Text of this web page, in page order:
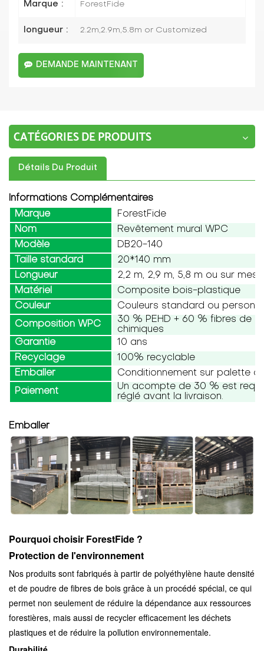
Marque : ForestFide
longueur : 2.2m,2.9m,5.8m or Customized
DEMANDE MAINTENANT
CATÉGORIES DE PRODUITS
Détails Du Produit
Informations Complémentaires
Marque
ForestFide
Nom
Revêtement mural WPC
Modèle
DB20-140
Taille standard
20*140 mm
Longueur
2,2 m, 2,9 m, 5,8 m ou sur
Matériel
Composite bois-plastique
Couleur
Couleurs standard ou
Composition WPC
30 % PEHD + 60 % fibres de
chimiques
Garantie
10 ans
Recyclage
100% recyclable
Emballer
Conditionnement sur palette
Paiement
Un acompte de 30 % est
réglé avant la livraison.
Emballer
Pourquoi choisir ForestFide ?
Protection de l'environnement
Nos produits sont fabriqués à partir de polyéthylène haute densité
et de poudre de fibres de bois grâce à un procédé spécial, ce qui
permet non seulement de réduire la dépendance aux ressources
forestières, mais aussi de recycler efficacement les déchets
plastiques et de réduire la pollution environnementale.